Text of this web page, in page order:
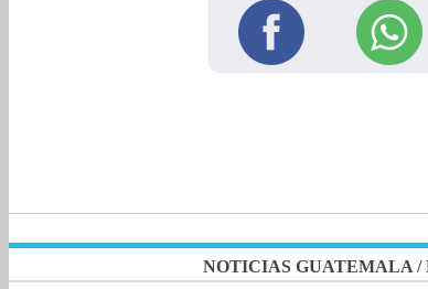
NOTICIAS GUATEMALA /